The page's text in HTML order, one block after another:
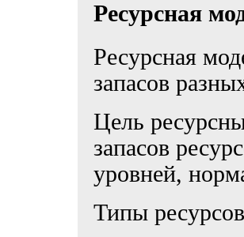
Ресурсная
Ресурсная
запасов
Цель
запасов
уровней,
Типы